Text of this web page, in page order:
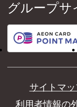
グループサ
サイトマ
利用者情報の